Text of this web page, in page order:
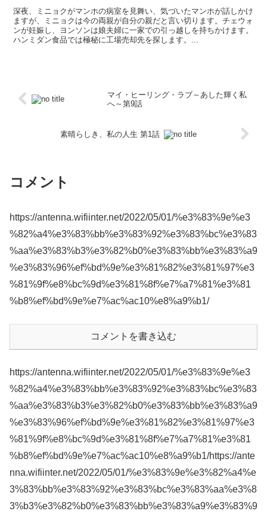
深夜、ミニョクがマンホの病室を見舞い、気づいたマンホが話しかけ
ますが、ミニョクは今の両親が自分の親だと言い切ります。チェウォ
ンが妊娠し、ヨンソンは娘夫婦に一家での引っ越しを持ちかけます。
ハンミダン食品では極秘に工場売却先を探します。...
マイ・ヒーリング・ラブ～あした輝く私
へ～第9話
素晴らしき、私の人生 第1話
コメント
https://antenna.wifiinter.net/2022/05/01/%e3%83%9e%e3
%82%a4%e3%83%bb%e3%83%92%e3%83%bc%e3%83
%aa%e3%83%b3%e3%82%b0%e3%83%bb%e3%83%a9
%e3%83%96%ef%bd%9e%e3%81%82%e3%81%97%e3
%81%9f%e8%bc%9d%e3%81%8f%e7%a7%81%e3%81
%b8%ef%bd%9e%e7%ac%ac10%e8%a9%b1/
コメントを書き込む
https://antenna.wifiinter.net/2022/05/01/%e3%83%9e%e3
%82%a4%e3%83%bb%e3%83%92%e3%83%bc%e3%83
%aa%e3%83%b3%e3%82%b0%e3%83%bb%e3%83%a9
%e3%83%96%ef%bd%9e%e3%81%82%e3%81%97%e3
%81%9f%e8%bc%9d%e3%81%8f%e7%a7%81%e3%81
%b8%ef%bd%9e%e7%ac%ac10%e8%a9%b1/https://ante
nna.wifiinter.net/2022/05/01/%e3%83%9e%e3%82%a4%e
3%83%bb%e3%83%92%e3%83%bc%e3%83%aa%e3%8
3%b3%e3%82%b0%e3%83%bb%e3%83%a9%e3%83%9